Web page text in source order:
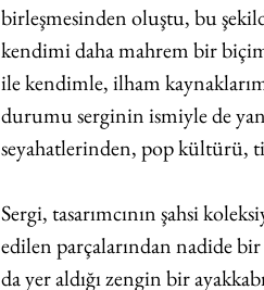
birleşmesinden oluştu, bu
kendimi daha mahrem bir
ile kendimle, ilham
durumu serginin ismiyle de
seyahatlerinden, pop kültürü,
Sergi, tasarımcının şahsi
edilen parçalarından nadide
da yer aldığı zengin bir